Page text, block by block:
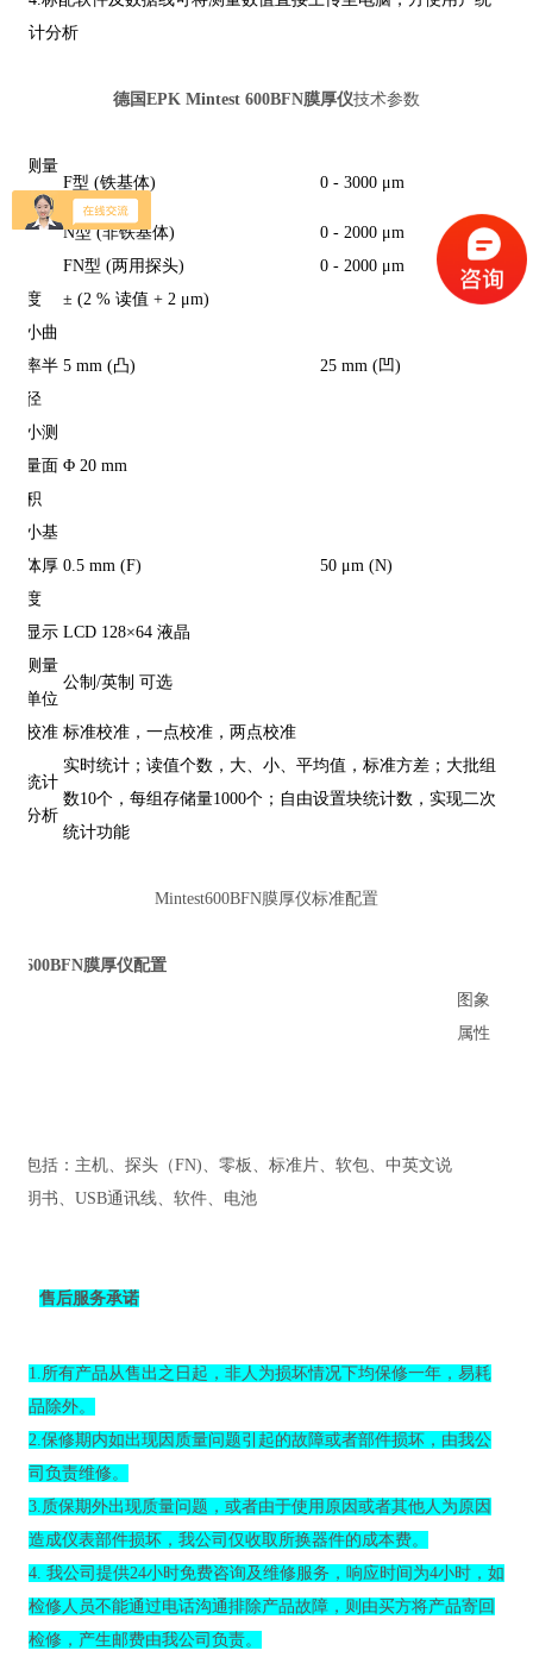
计分析
德国EPK Mintest 600BFN膜厚仪技术参数
测量
范围
F型 (铁基体) 0 - 3000 μm
N型 (非铁基体)
0 - 2000 μm
FN型 (两用探头)
0 - 2000 μm
度
± (2 % 读值 + 2 μm)
小曲
率半
径
5 mm (凸) 25 mm (凹)
小测
量面
积
Φ 20 mm
小基
体厚
度
0.5 mm (F) 50 μm (N)
显示 LCD 128×64 液晶
测量
单位
公制/英制 可选
校准 标准校准，一点校准，两点校准
统计
分析
实时统计；读值个数，大、小、平均值，标准方差；大批组
数10个，每组存储量1000个；自由设置块统计数，实现二次
统计功能
Mintest600BFN膜厚仪标准配置
600BFN膜厚仪配置
包括：主机、探头 （FN)、零板 、标准片、软包、中英文说
明书、USB通讯线、软件、电池
图象
属性
售后服务承诺
1.所有产品从售出之日起，非人为损坏情况下均保修一年，易耗
品除外。
2.保修期内如出现因质量问题引起的故障或者部件损坏，由我公
司负责维修。
3.质保期外出现质量问题，或者由于使用原因或者其他人为原因
造成仪表部件损坏，我公司仅收取所换器件的成本费。
4. 我公司提供24小时免费咨询及维修服务，响应时间为4小时，如
检修人员不能通过电话沟通排除产品故障，则由买方将产品寄回
检修，产生邮费由我公司负责。